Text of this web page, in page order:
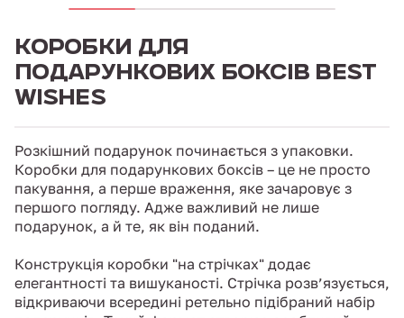
КОРОБКИ ДЛЯ
ПОДАРУНКОВИХ БОКСІВ BEST
WISHES
Розкішний подарунок починається з упаковки.
Коробки для подарункових боксів – це не просто
пакування, а перше враження, яке зачаровує з
першого погляду. Адже важливий не лише
подарунок, а й те, як він поданий.
Конструкція коробки "на стрічках" додає
елегантності та вишуканості. Стрічка розв’язується,
відкриваючи всередині ретельно підібраний набір